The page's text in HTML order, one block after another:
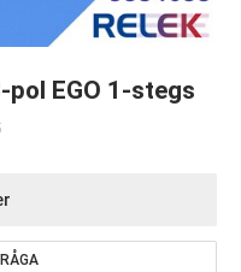
EGO 1-stegs